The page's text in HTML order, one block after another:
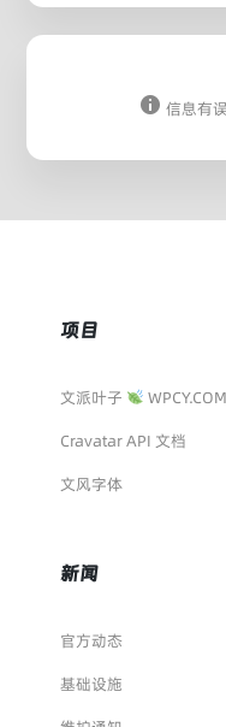
信息有
项目
文派叶子
WPCY.COM
Cravatar API 文档
文风字体
新闻
官方动态
基础设施